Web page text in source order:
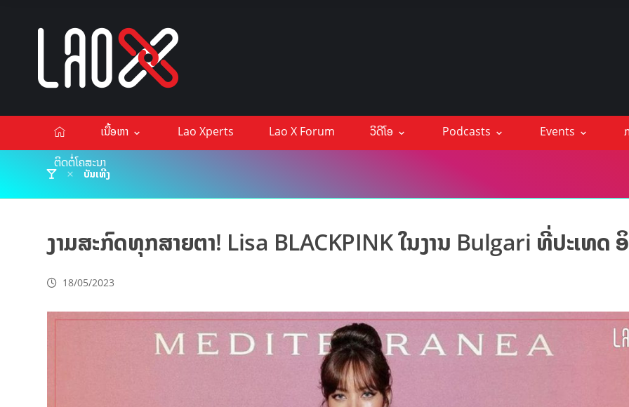
ເນື້ອຫາ Lao Xperts Lao X Forum ວິດີໂອ Podcasts Events
ຕິດຕໍ່ໂຄສະນາ
ບັນເທີງ
ງາມສະກົດທຸກສາຍຕາ! Lisa BLACKPINK ໃນງານ Bulgari ທີ່ປະເທດ
18/05/2023